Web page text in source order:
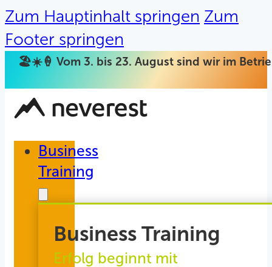
Zum Hauptinhalt springen Zum
Footer springen
🏖️☀️🍦 Vom 3. bis 23. August sind wir im
Business
Training
Business Training
Erfolg beginnt mit